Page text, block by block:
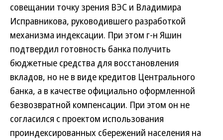
совещании точку зрения ВЭС и Владимира
Исправникова, руководившего разработкой
механизма индексации. При этом г-н Яшин
подтвердил готовность банка получить
бюджетные средства для восстановления
вкладов, но не в виде кредитов Центрального
банка, а в качестве официально оформленной
безвозвратной компенсации. При этом он не
согласился с проектом использования
проиндексированных сбережений населения на